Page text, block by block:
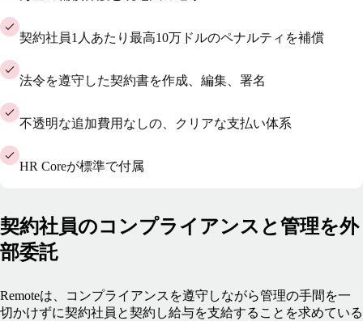
契約社員1人あたり最高10万ドルのペナルティを補償
法令を遵守した契約書を作成、編集、署名
不透明な追加費用なしの、クリアな支払い体系
HR Coreが標準で付属
契約社員のコンプライアンスと管理を外
部委託
Remoteは、コンプライアンスを遵守しながら管理の手間を一
切かけずに契約社員と契約し給与を支給することを求めている